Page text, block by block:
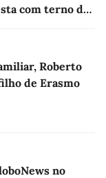
com terno de
Roberto
de Erasmo
no